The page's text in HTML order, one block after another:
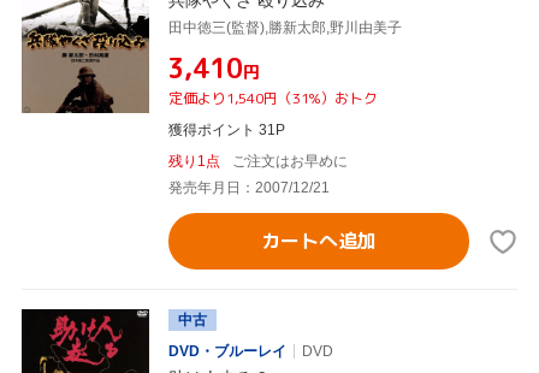
田中徳三(監督),勝新太郎,野川由美子
¥3,410円
定価より1,540円（31%）おトク
獲得ポイント 31P
残り1点
ご注文はお早めに
発売年月日：2007/12/21
カートへ追加
中古
DVD・ブルーレイ
DVD